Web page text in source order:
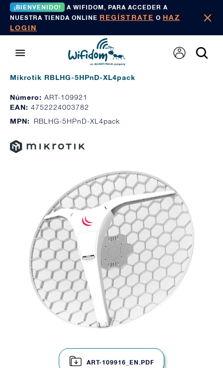
¡BIENVENIDO!
A WIFIDOM, PARA ACCEDER A
NUESTRA TIENDA ONLINE REGÍSTRATE O HAZ
LOGIN
Mikrotik RBLHG-5HPnD-XL4pack
Número: ART-109921
EAN: 4752224003782
MPN:
RBLHG-5HPnD-XL4pack
ART-109916_EN.PDF